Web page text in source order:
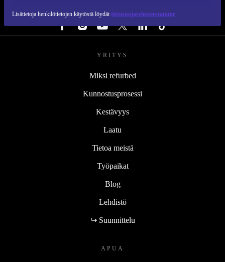
Lisätietoja henkilötietojen käytöstä löydät tietosuojaselosteestamme
YRITYS
Miksi refurbed
Kunnostusprosessi
Kestävyys
Laatu
Tietoa meistä
Työpaikat
Blog
Lehdistö
↪ Suunnittelu
APUA